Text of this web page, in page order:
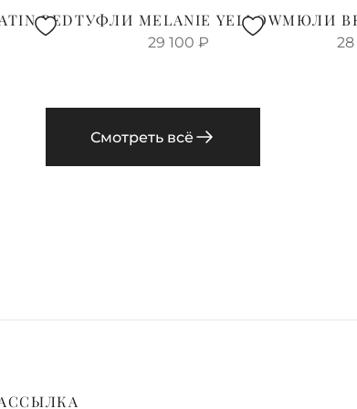
REDТУФЛИ MELANIE YELLOW
29 100 ₽
МЮЛИ
Смотреть всё